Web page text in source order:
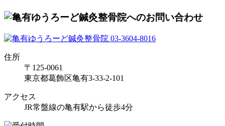
住所
〒125-0061
東京都葛飾区亀有3-33-2-101
アクセス
JR常盤線の亀有駅から徒歩4分